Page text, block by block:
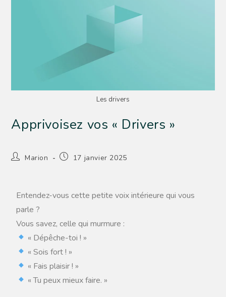
Les drivers
Apprivoisez vos « Drivers »
Marion 17 janvier 2025
Entendez-vous cette petite voix intérieure qui vous
parle ?
Vous savez, celle qui murmure :
« Dépêche-toi ! »
« Sois fort ! »
« Fais plaisir ! »
« Tu peux mieux faire. »